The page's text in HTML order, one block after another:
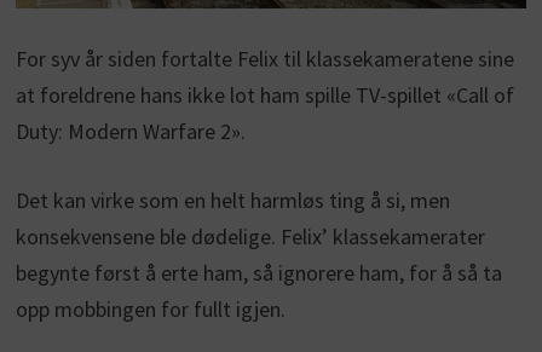
For syv år siden fortalte Felix til klassekameratene sine
at foreldrene hans ikke lot ham spille TV-spillet «Call of
Duty: Modern Warfare 2».
Det kan virke som en helt harmløs ting å si, men
konsekvensene ble dødelige. Felix’ klassekamerater
begynte først å erte ham, så ignorere ham, for å så ta
opp mobbingen for fullt igjen.